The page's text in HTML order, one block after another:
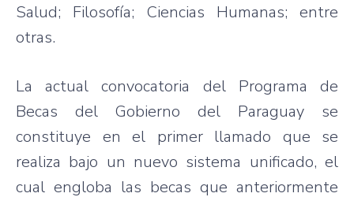
Salud; Filosofía; Ciencias Humanas; entre
otras.
La actual convocatoria del Programa de
Becas del Gobierno del Paraguay se
constituye en el primer llamado que se
realiza bajo un nuevo sistema unificado, el
cual engloba las becas que anteriormente